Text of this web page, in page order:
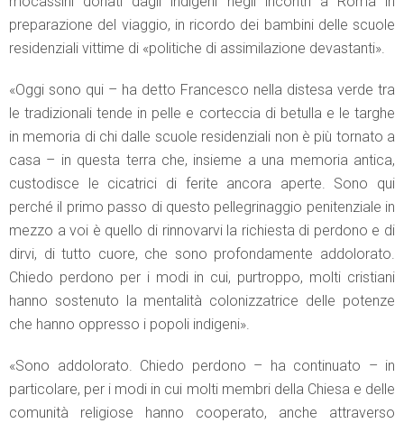
preparazione del viaggio, in ricordo dei bambini delle scuole
residenziali vittime di «politiche di assimilazione devastanti».
«Oggi sono qui – ha detto Francesco nella distesa verde tra
le tradizionali tende in pelle e corteccia di betulla e le targhe
in memoria di chi dalle scuole residenziali non è più tornato a
casa – in questa terra che, insieme a una memoria antica,
custodisce le cicatrici di ferite ancora aperte. Sono qui
perché il primo passo di questo pellegrinaggio penitenziale in
mezzo a voi è quello di rinnovarvi la richiesta di perdono e di
dirvi, di tutto cuore, che sono profondamente addolorato.
Chiedo perdono per i modi in cui, purtroppo, molti cristiani
hanno sostenuto la mentalità colonizzatrice delle potenze
che hanno oppresso i popoli indigeni».
«Sono addolorato. Chiedo perdono – ha continuato – in
particolare, per i modi in cui molti membri della Chiesa e delle
comunità religiose hanno cooperato, anche attraverso